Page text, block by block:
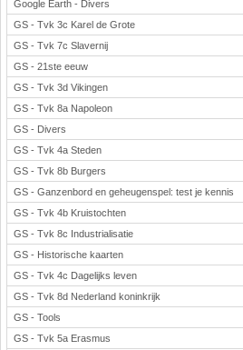
Google Earth - Divers
GS - Tvk 3c Karel de Grote
GS - Tvk 7c Slavernij
GS - 21ste eeuw
GS - Tvk 3d Vikingen
GS - Tvk 8a Napoleon
GS - Divers
GS - Tvk 4a Steden
GS - Tvk 8b Burgers
GS - Ganzenbord en geheugenspel: test je kennis
GS - Tvk 4b Kruistochten
GS - Tvk 8c Industrialisatie
GS - Historische kaarten
GS - Tvk 4c Dagelijks leven
GS - Tvk 8d Nederland koninkrijk
GS - Tools
GS - Tvk 5a Erasmus